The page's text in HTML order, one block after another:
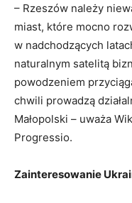
– Rzeszów należy
miast, które mocno
w nadchodzących
naturalnym satelitą
powodzeniem
chwili prowadzą
Małopolski – uważa
Progressio.
Zainteresowanie